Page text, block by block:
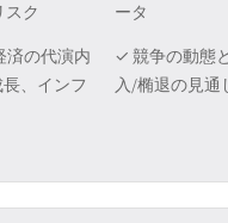
スク
ータ
済の代演内
、インフ
✓ 競争の動態
入/椭退の見通